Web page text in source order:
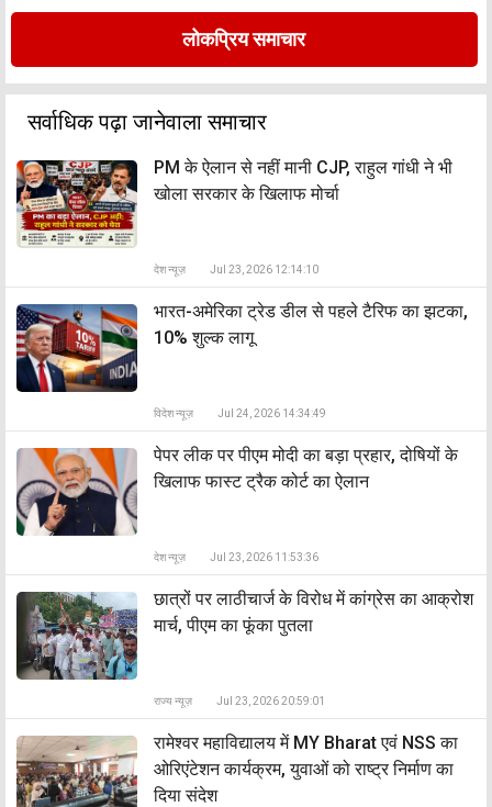
लोकप्रिय समाचार
सर्वाधिक पढ़ा जानेवाला समाचार
PM के ऐलान से नहीं मानी CJP, राहुल गांधी ने भी
खोला सरकार के खिलाफ मोर्चा
देश न्यूज़ Jul 23, 2026 12:14:10
भारत-अमेरिका ट्रेड डील से पहले टैरिफ का झटका,
10% शुल्क लागू
विदेश न्यूज़ Jul 24, 2026 14:34:49
पेपर लीक पर पीएम मोदी का बड़ा प्रहार, दोषियों के
खिलाफ फास्ट ट्रैक कोर्ट का ऐलान
देश न्यूज़ Jul 23, 2026 11:53:36
छात्रों पर लाठीचार्ज के विरोध में कांग्रेस का आक्रोश
मार्च, पीएम का फूंका पुतला
राज्य न्यूज़ Jul 23, 2026 20:59:01
रामेश्वर महाविद्यालय में MY Bharat एवं NSS का
ओरिएंटेशन कार्यक्रम, युवाओं को राष्ट्र निर्माण का
दिया संदेश